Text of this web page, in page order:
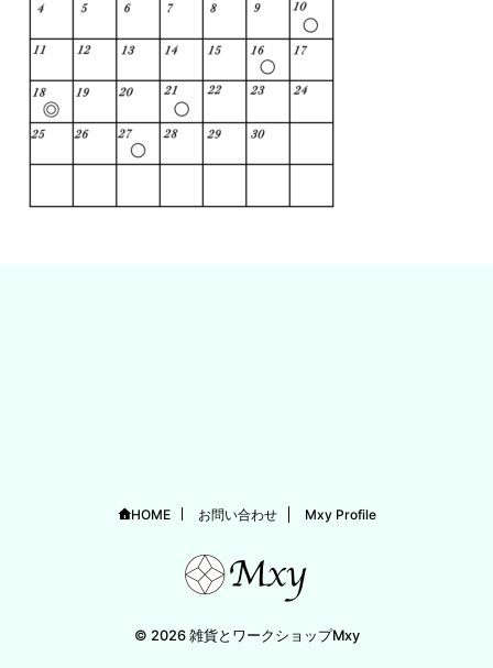
HOME お問い合わせ Mxy Profile
© 2026 雑貨とワークショップMxy